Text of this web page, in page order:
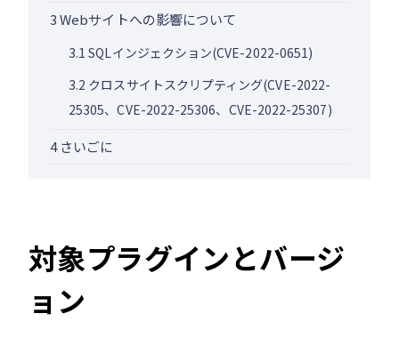
3Webサイトへの影響について
3.1 SQLインジェクション(CVE-2022-0651)
3.2 クロスサイトスクリプティング(CVE-2022-
25305、CVE-2022-25306、CVE-2022-25307)
4さいごに
対象プラグインとバージ
ョン